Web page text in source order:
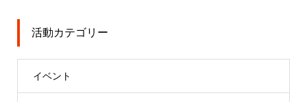
活動カテゴリー
イベント